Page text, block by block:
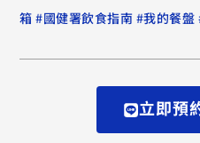
箱 #國健署飲食指南 #我的餐盤
立即預